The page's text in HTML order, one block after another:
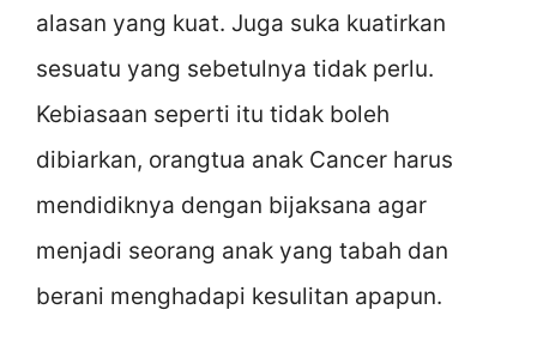
alasan yang kuat. Juga suka kuatirkan
sesuatu yang sebetulnya tidak perlu.
Kebiasaan seperti itu tidak boleh
dibiarkan, orangtua anak Cancer harus
mendidiknya dengan bijaksana agar
menjadi seorang anak yang tabah dan
berani menghadapi kesulitan apapun.